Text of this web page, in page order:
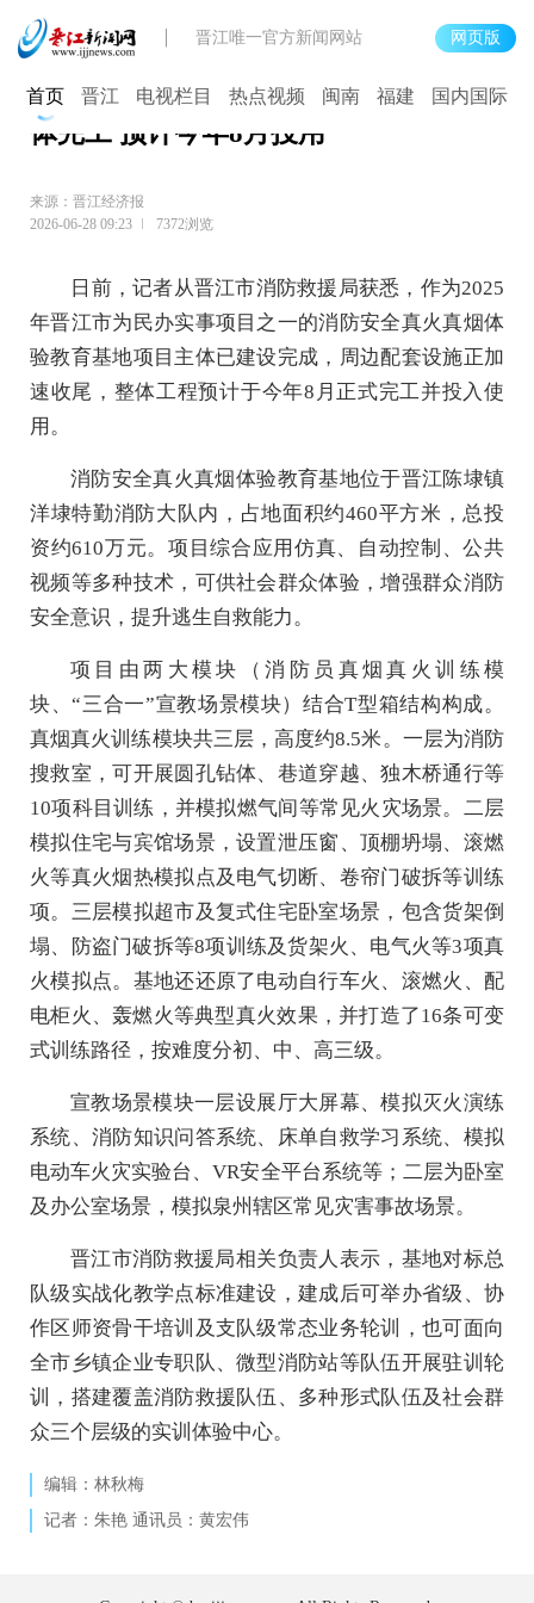
晋江唯一官方新闻网站 网页版
首页 晋江 电视栏目 热点视频 闽南 福建 国内国际
消防安全真火真烟体验教育基地项目主
体完工 预计今年8月投用
来源：晋江经济报
2026-06-28 09:23
7372浏览
​日前，记者从晋江市消防救援局获悉，作为2025
年晋江市为民办实事项目之一的消防安全真火真烟体
验教育基地项目主体已建设完成，周边配套设施正加
速收尾，整体工程预计于今年8月正式完工并投入使
用。
消防安全真火真烟体验教育基地位于晋江陈埭镇
洋埭特勤消防大队内，占地面积约460平方米，总投
资约610万元。项目综合应用仿真、自动控制、公共
视频等多种技术，可供社会群众体验，增强群众消防
安全意识，提升逃生自救能力。
项目由两大模块（消防员真烟真火训练模
块、“三合一”宣教场景模块）结合T型箱结构构成。
真烟真火训练模块共三层，高度约8.5米。一层为消防
搜救室，可开展圆孔钻体、巷道穿越、独木桥通行等
10项科目训练，并模拟燃气间等常见火灾场景。二层
模拟住宅与宾馆场景，设置泄压窗、顶棚坍塌、滚燃
火等真火烟热模拟点及电气切断、卷帘门破拆等训练
项。三层模拟超市及复式住宅卧室场景，包含货架倒
塌、防盗门破拆等8项训练及货架火、电气火等3项真
火模拟点。基地还还原了电动自行车火、滚燃火、配
电柜火、轰燃火等典型真火效果，并打造了16条可变
式训练路径，按难度分初、中、高三级。
宣教场景模块一层设展厅大屏幕、模拟灭火演练
系统、消防知识问答系统、床单自救学习系统、模拟
电动车火灾实验台、VR安全平台系统等；二层为卧室
及办公室场景，模拟泉州辖区常见灾害事故场景。
晋江市消防救援局相关负责人表示，基地对标总
队级实战化教学点标准建设，建成后可举办省级、协
作区师资骨干培训及支队级常态业务轮训，也可面向
全市乡镇企业专职队、微型消防站等队伍开展驻训轮
训，搭建覆盖消防救援队伍、多种形式队伍及社会群
众三个层级的实训体验中心。
编辑：林秋梅
记者：朱艳 通讯员：黄宏伟